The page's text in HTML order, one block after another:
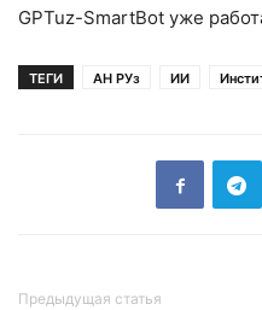
GPTuz-SmartBot уже
ТЕГИ АН РУз ИИ
Предыдущая статья